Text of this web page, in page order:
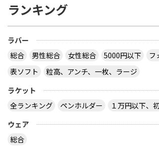
いケースもあり得ますよ。 ２枚合
板だったか、４枚合板だったかは
サイトを見る
http://table-tennis.ocnk.net/ こち
おうと思っているのは Li-Ning リ
ランキング
ラバー
総合
男性総合 女性総合 5000円以下 フ
表ソフト
粒高、アンチ、一枚、ラージ
ラケット
全ランキング
ペンホルダー
１万円以下、
ウェア
総合